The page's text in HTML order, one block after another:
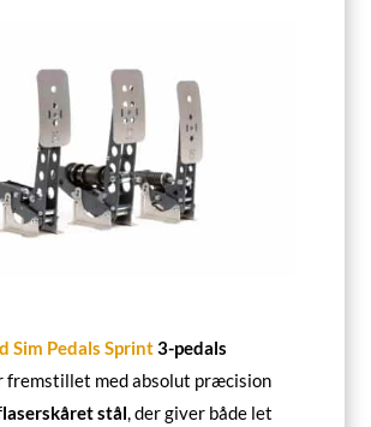
Sim Pedals Sprint3-pedals
fremstillet med absolut præcision
laserskåret stål, der giver både let